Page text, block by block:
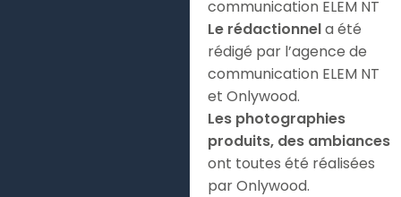
communication ELEM NT
Le rédactionnela été
rédigé par l’agence de
communication ELEM NT
et Onlywood.
Les photographies
produits, des ambiances
ont toutes été réalisées
par Onlywood.